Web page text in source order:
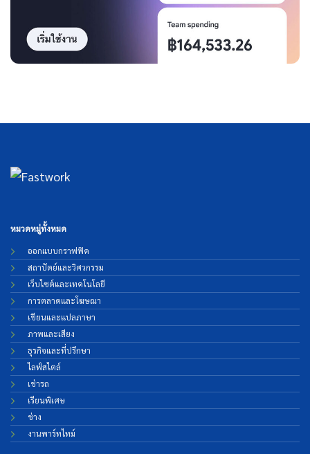
หมวดหมู่ทั้งหมด
ออกแบบกราฟฟิค
สถาปัตย์และวิศวกรรม
เว็บไซต์และเทคโนโลยี
การตลาดและโฆษณา
เขียนและแปลภาษา
ภาพและเสียง
ธุรกิจและที่ปรึกษา
ไลฟ์สไตล์
เช่ารถ
เรียนพิเศษ
ช่าง
งานพาร์ทไทม์